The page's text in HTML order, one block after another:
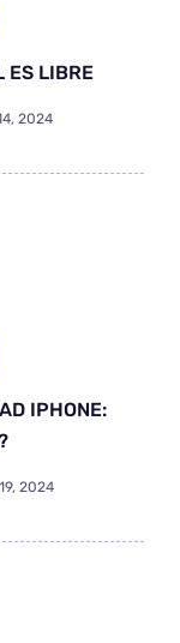
ES LIBRE
2024
IPHONE:
2024